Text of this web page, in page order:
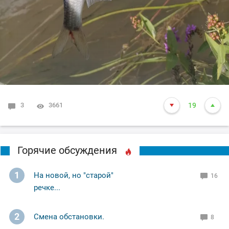
3 3661 19
Горячие обсуждения
1
На новой, но "старой"
речке...
16
2 Смена обстановки. 8